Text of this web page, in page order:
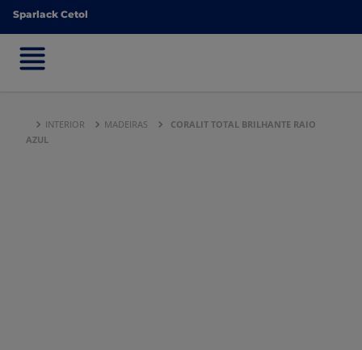
Sparlack Cetol
Sparlack Cetol
INTERIOR MADEIRAS
CORALIT TOTAL BRILHANTE RAIO
AZUL